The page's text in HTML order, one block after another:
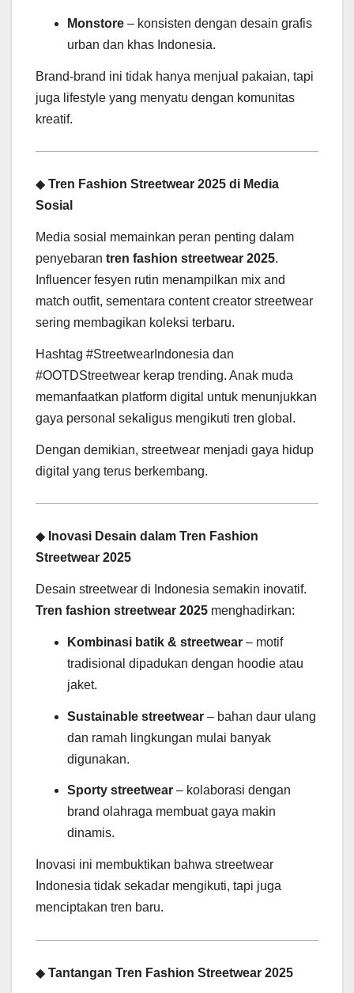
Monstore – konsisten dengan desain grafis
urban dan khas Indonesia.
Brand-brand ini tidak hanya menjual pakaian, tapi
juga lifestyle yang menyatu dengan komunitas
kreatif.
◆ Tren Fashion Streetwear 2025 di Media
Sosial
Media sosial memainkan peran penting dalam
penyebaran tren fashion streetwear 2025.
Influencer fesyen rutin menampilkan mix and
match outfit, sementara content creator streetwear
sering membagikan koleksi terbaru.
Hashtag #StreetwearIndonesia dan
#OOTDStreetwear kerap trending. Anak muda
memanfaatkan platform digital untuk menunjukkan
gaya personal sekaligus mengikuti tren global.
Dengan demikian, streetwear menjadi gaya hidup
digital yang terus berkembang.
◆ Inovasi Desain dalam Tren Fashion
Streetwear 2025
Desain streetwear di Indonesia semakin inovatif.
Tren fashion streetwear 2025 menghadirkan:
Kombinasi batik & streetwear – motif
tradisional dipadukan dengan hoodie atau
jaket.
Sustainable streetwear – bahan daur ulang
dan ramah lingkungan mulai banyak
digunakan.
Sporty streetwear – kolaborasi dengan
brand olahraga membuat gaya makin
dinamis.
Inovasi ini membuktikan bahwa streetwear
Indonesia tidak sekadar mengikuti, tapi juga
menciptakan tren baru.
◆ Tantangan Tren Fashion Streetwear 2025